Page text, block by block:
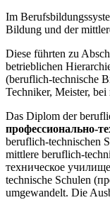
Im
Bildung und der
Diese führten zu
betrieblichen
(beruflich-technische
Techniker, Meister,
Das Diplom der
профессионально-
beruflich-technischen
mittlere beruflich-
техническое
technische Schulen
umgewandelt. Die